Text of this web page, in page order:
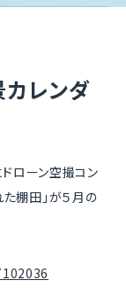
レンダ
ローン空撮コン
棚田」が５月の